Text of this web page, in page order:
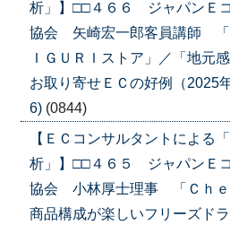
析」】□□４６６ ジャパンＥ
協会 矢崎宏一郎客員講師
ＩＧＵＲＩストア」／「地元
お取り寄せＥＣの好例（2025
6) (0844)
【ＥＣコンサルタントによる
析」】□□４６５ ジャパンＥ
協会 小林厚士理事 「Ｃｈｅ
商品構成が楽しいフリーズド